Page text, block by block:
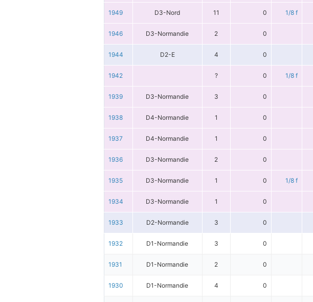
1949 D3-Nord 11 0 1/8 f
1946 D3-Normandie 2 0
1944 D2-E 4 0
1942 ? 0 1/8 f
1939 D3-Normandie 3 0
1938 D4-Normandie 1 0
1937 D4-Normandie 1 0
1936 D3-Normandie 2 0
1935 D3-Normandie 1 0 1/8 f
1934 D3-Normandie 1 0
1933 D2-Normandie 3 0
1932 D1-Normandie 3 0
1931 D1-Normandie 2 0
1930 D1-Normandie 4 0